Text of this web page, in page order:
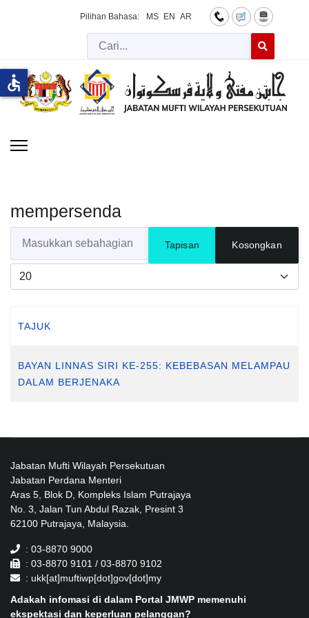
Pilihan Bahasa: MS EN AR
Cari
mempersenda
Masukkan sebahagian daripada tajuk
Tapisan Kosongkan
Papar #
TAJUK
BAYAN LINNAS SIRI KE-255: KEBEBASAN MELAMPAU
DALAM BERJENAKA
Jabatan Mufti Wilayah Persekutuan
Jabatan Perdana Menteri
Aras 5, Blok D, Kompleks Islam Putrajaya
No. 3, Jalan Tun Abdul Razak, Presint 3
62100 Putrajaya, Malaysia.
: 03-8870 9000
: 03-8870 9101 / 03-8870 9102
: ukk[at]muftiwp[dot]gov[dot]my
Adakah infomasi di dalam Portal JMWP memenuhi
ekspektasi dan keperluan pelanggan?
accessible